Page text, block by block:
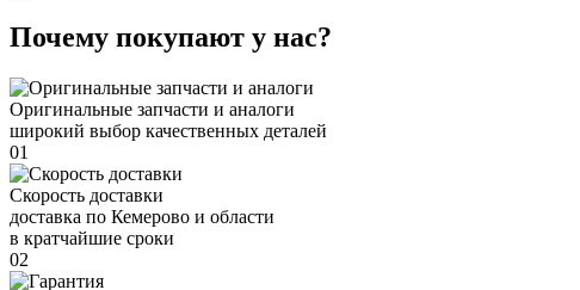
Почему покупают у нас?
Оригинальные запчасти и аналоги
широкий выбор качественных деталей
01
Скорость доставки
доставка по Кемерово и области
в кратчайшие сроки
02